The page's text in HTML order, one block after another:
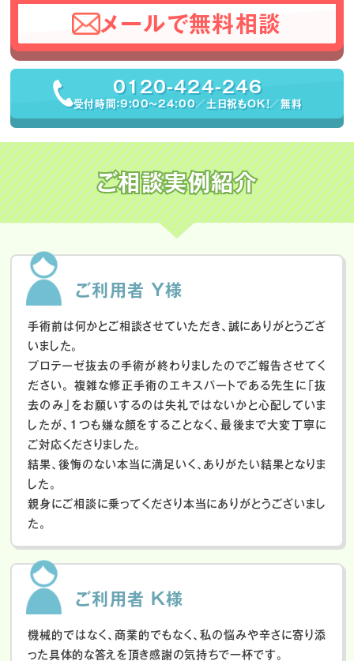
メールで無料相談
0120-424-246
受付時間：9:00〜24:00／土日祝もOK！／無料
ご相談実例紹介
ご利用者 Y様
手術前は何かとご相談させていただき、誠にありがとうござ
いました。
プロテーゼ抜去の手術が終わりましたのでご報告させてく
ださい。
複雑な修正手術のエキスパートである先生に「抜
去のみ」をお願いするのは失礼ではないかと心配していま
したが、１つも嫌な顔をすることなく、最後まで大変丁寧に
ご対応くださりました。
結果、後悔のない本当に満足いく、ありがたい結果となりま
した。
親身にご相談に乗ってくださり本当にありがとうございまし
た。
ご利用者 K様
機械的ではなく、商業的でもなく、私の悩みや辛さに寄り添
った具体的な答えを頂き感謝の気持ちで一杯です。